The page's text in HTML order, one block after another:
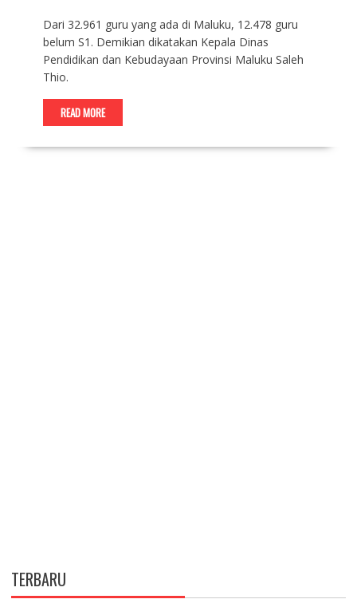
Dari 32.961 guru yang ada di Maluku, 12.478 guru
belum S1. Demikian dikatakan Kepala Dinas
Pendidikan dan Kebudayaan Provinsi Maluku Saleh
Thio.
READ MORE
TERBARU